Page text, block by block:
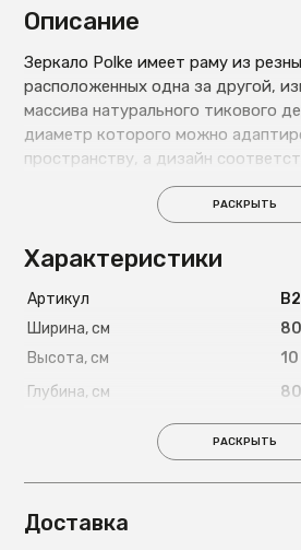
Описание
Зеркало Polke имеет раму из
расположенных одна за другой,
массива натурального тикового
диаметр которого можно
пространству, а дизайн
РАСКРЫТЬ
Характеристики
Артикул
Ширина, см
80
Высота, см
10
Глубина, см
80
РАСКРЫТЬ
Доставка